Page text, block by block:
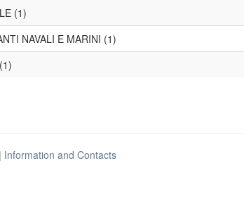
(1)
NAVALI E MARINI (1)
| Information and Contacts